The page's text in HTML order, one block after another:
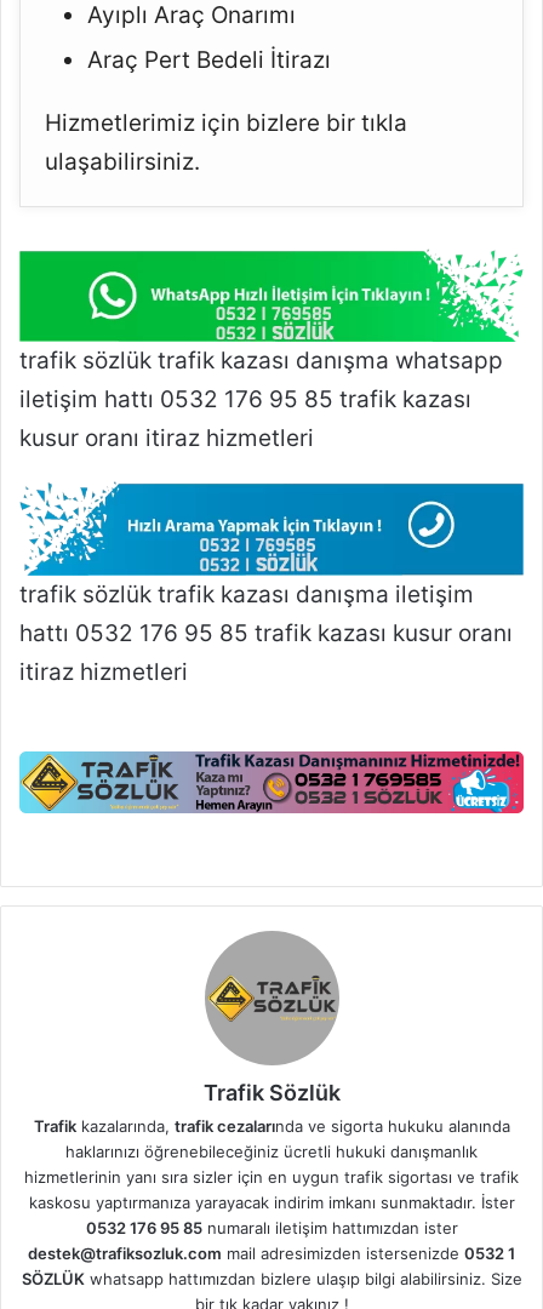
Ayıplı Araç Onarımı
Araç Pert Bedeli İtirazı
Hizmetlerimiz için bizlere bir tıkla
ulaşabilirsiniz.
trafik sözlük trafik kazası danışma whatsapp
iletişim hattı 0532 176 95 85 trafik kazası
kusur oranı itiraz hizmetleri
trafik sözlük trafik kazası danışma iletişim
hattı 0532 176 95 85 trafik kazası kusur oranı
itiraz hizmetleri
Trafik Sözlük
Trafikkazalarında, trafik cezalarında ve sigorta hukuku alanında
haklarınızı öğrenebileceğiniz ücretli hukuki danışmanlık
hizmetlerinin yanı sıra sizler için en uygun trafik sigortası ve trafik
kaskosu yaptırmanıza yarayacak indirim imkanı sunmaktadır. İster
0532 176 95 85numaralı iletişim hattımızdan ister
destek@trafiksozluk.com mail adresimizden istersenizde 0532 1
SÖZLÜKwhatsapp hattımızdan bizlere ulaşıp bilgi alabilirsiniz. Size
bir tık kadar yakınız !